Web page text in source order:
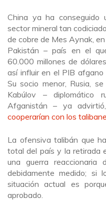
China ya ha conseguido
sector mineral tan
de cobre de Mes Aynak,
Pakistán – país en el
60.000 millones de
así influir en el PIB
Su socio menor, Rusia,
Kabúlov – diplomático
Afganistán – ya
cooperarían con los
La ofensiva talibán que
total del país y la retirada
una guerra
debidamente medido; si
situación actual es
aprobado.